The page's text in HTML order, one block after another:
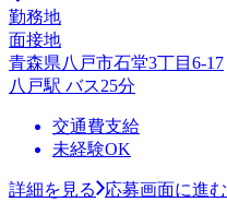
勤務地
面接地
青森県八戸市石堂3丁目6-17
八戸駅 バス25分
交通費支給
未経験OK
詳細を見る 応募画面に進む